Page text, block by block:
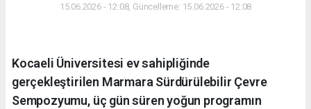
15.06.2026 - 12:08, Güncelleme: 15.06.2026 - 12:08
Kocaeli Üniversitesi ev sahipliğinde
gerçekleştirilen Marmara Sürdürülebilir Çevre
Sempozyumu, üç gün süren yoğun programın